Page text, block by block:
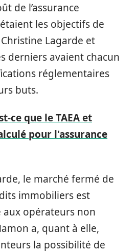
de l’assurance
les objectifs de
Lagarde et
derniers avaient chacun
réglementaires
buts.
ce que le TAEA et
pour l'assurance
le marché fermé de
immobiliers est
aux opérateurs non
a, quant à elle,
la possibilité de